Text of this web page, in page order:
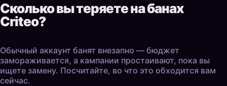
Сколько вы теряете на банах
Criteo?
Обычный аккаунт банят внезапно — бюджет
замораживается, а кампании простаивают, пока вы
ищете замену. Посчитайте, во что это обходится вам
сейчас.